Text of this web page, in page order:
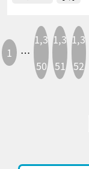
1 …
1,3
50
1,3
51
1,3
52